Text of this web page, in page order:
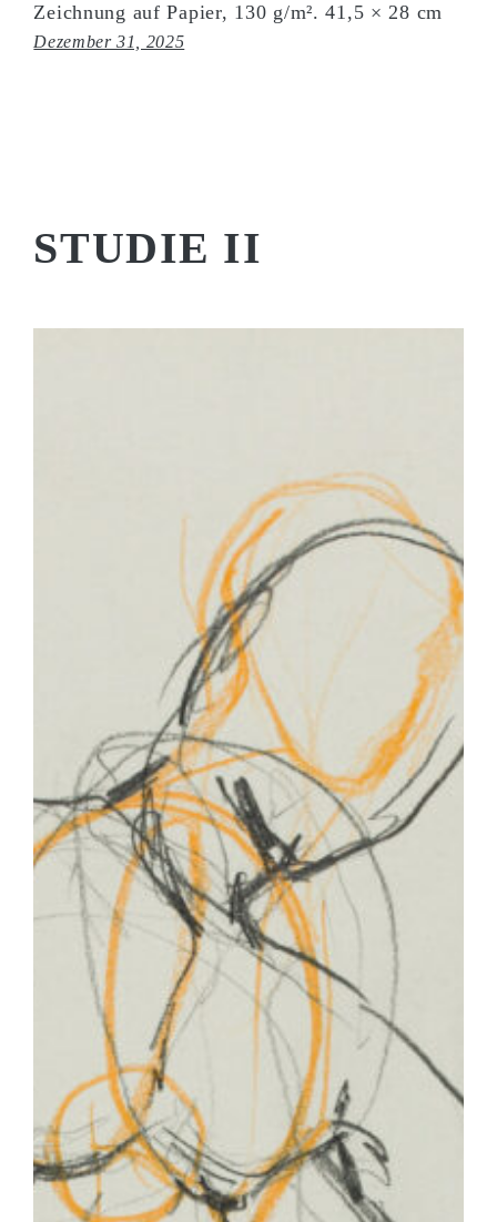
Zeichnung auf Papier, 130 g/m². 41,5 × 28 cm
Dezember 31, 2025
STUDIE II